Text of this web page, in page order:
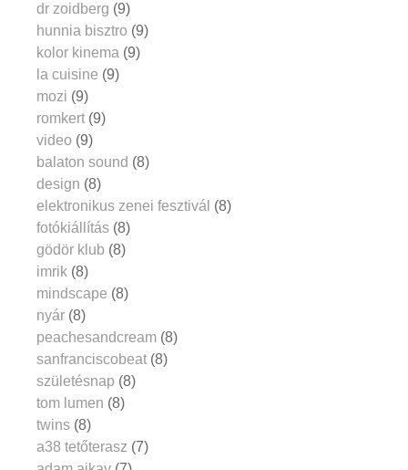
dr zoidberg (9)
hunnia bisztro (9)
kolor kinema (9)
la cuisine (9)
mozi (9)
romkert (9)
video (9)
balaton sound (8)
design (8)
elektronikus zenei fesztivál (8)
fotókiállítás (8)
gödör klub (8)
imrik (8)
mindscape (8)
nyár (8)
peachesandcream (8)
sanfranciscobeat (8)
születésnap (8)
tom lumen (8)
twins (8)
a38 tetőterasz (7)